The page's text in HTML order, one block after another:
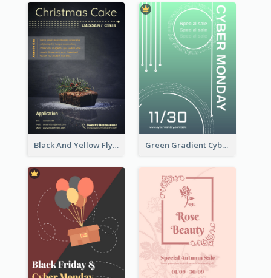
Black And Yellow Flyer Of Desert Class Green Gradient Cyber Monday Flyer With White Decorations